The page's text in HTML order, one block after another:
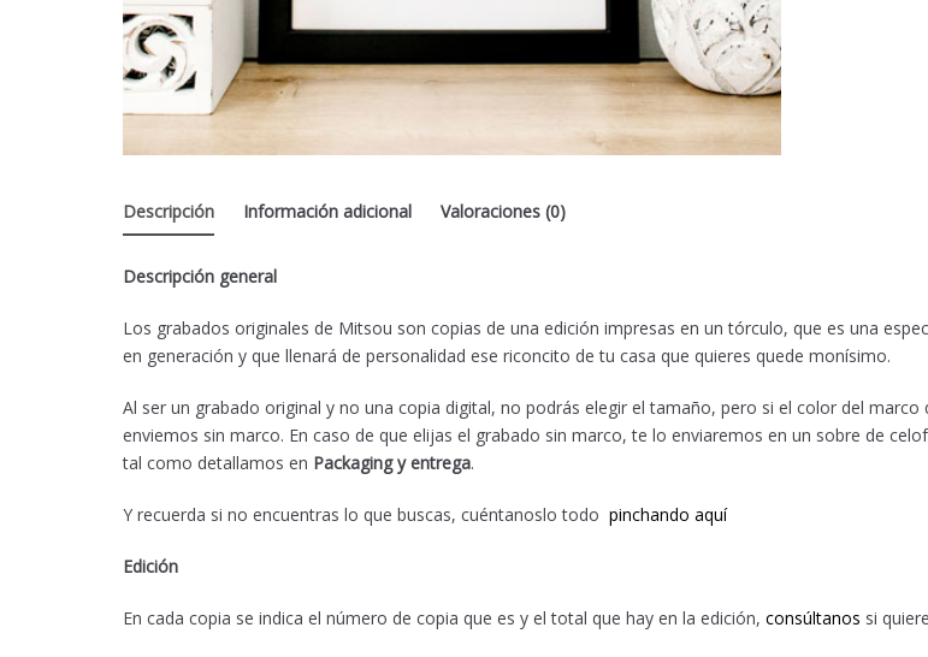
Descripción Información adicional Valoraciones (0)
Descripción general
Los grabados originales de Mitsou son copias de una edición impresas en un tórculo, que es una
en generación y que llenará de personalidad ese riconcito de tu casa que quieres quede monísimo.
Al ser un grabado original y no una copia digital, no podrás elegir el tamaño, pero si el color del
enviemos sin marco. En caso de que elijas el grabado sin marco, te lo enviaremos en un sobre de
tal como detallamos en Packaging y entrega.
Y recuerda si no encuentras lo que buscas, cuéntanoslo todo pinchando aquí
Edición
En cada copia se indica el número de copia que es y el total que hay en la edición, consúltanos si